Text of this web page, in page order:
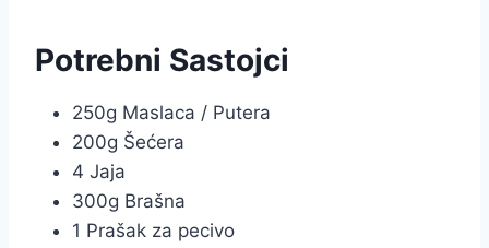
Potrebni Sastojci
250g Maslaca / Putera
200g Šećera
4 Jaja
300g Brašna
1 Prašak za pecivo